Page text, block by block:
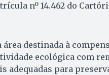
nº 14.462 do
área destinada à
ecológica com
adequadas para